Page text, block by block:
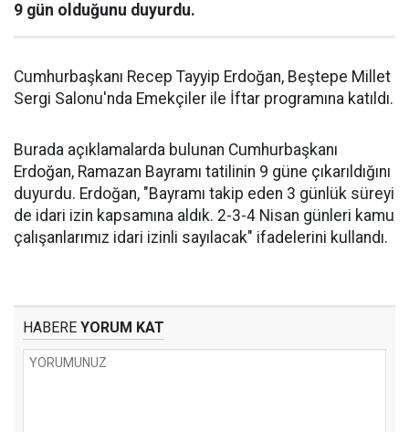
9 gün olduğunu duyurdu.
Cumhurbaşkanı Recep Tayyip Erdoğan, Beştepe Millet
Sergi Salonu'nda Emekçiler ile İftar programına katıldı.
Burada açıklamalarda bulunan Cumhurbaşkanı
Erdoğan, Ramazan Bayramı tatilinin 9 güne çıkarıldığını
duyurdu. Erdoğan, "Bayramı takip eden 3 günlük süreyi
de idari izin kapsamına aldık. 2-3-4 Nisan günleri kamu
çalışanlarımız idari izinli sayılacak" ifadelerini kullandı.
HABERE YORUM KAT